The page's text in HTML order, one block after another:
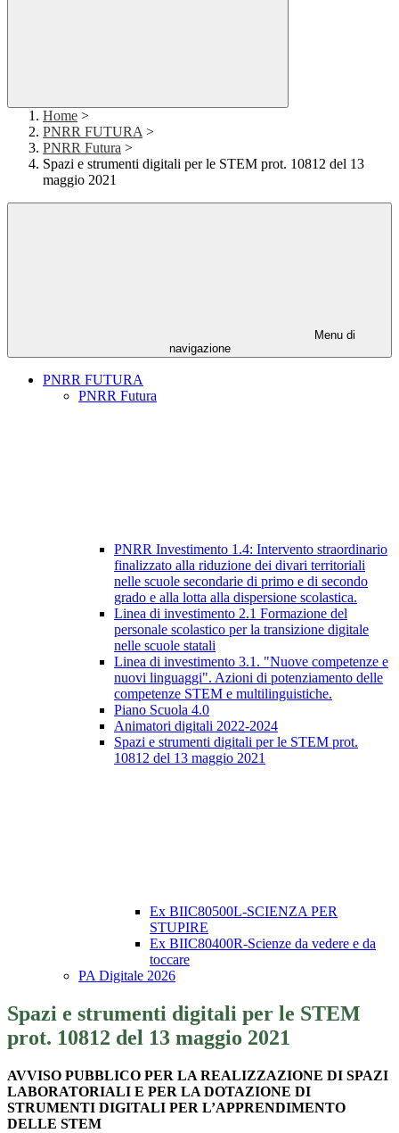
Home >
PNRR FUTURA >
PNRR Futura >
Spazi e strumenti digitali per le STEM prot. 10812 del 13
maggio 2021
Menu di
navigazione
PNRR FUTURA
PNRR Futura
PNRR Investimento 1.4: Intervento straordinario
finalizzato alla riduzione dei divari territoriali
nelle scuole secondarie di primo e di secondo
grado e alla lotta alla dispersione scolastica.
Linea di investimento 2.1 Formazione del
personale scolastico per la transizione digitale
nelle scuole statali
Linea di investimento 3.1. "Nuove competenze e
nuovi linguaggi". Azioni di potenziamento delle
competenze STEM e multilinguistiche.
Piano Scuola 4.0
Animatori digitali 2022-2024
Spazi e strumenti digitali per le STEM prot.
10812 del 13 maggio 2021
Ex BIIC80500L-SCIENZA PER
STUPIRE
Ex BIIC80400R-Scienze da vedere e da
toccare
PA Digitale 2026
Spazi e strumenti digitali per le STEM
prot. 10812 del 13 maggio 2021
AVVISO PUBBLICO PER LA REALIZZAZIONE DI SPAZI
LABORATORIALI E PER LA DOTAZIONE DI
STRUMENTI DIGITALI PER L’APPRENDIMENTO
DELLE STEM